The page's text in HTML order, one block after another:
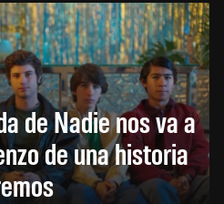
de Nadie nos va a
de una historia